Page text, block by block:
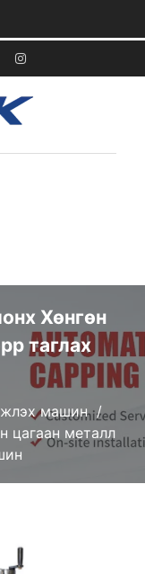
Instagram
Хөнгөн
таглах
машин
цагаан металл